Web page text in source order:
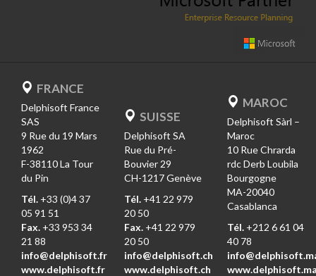
FRANCE
Delphisoft France
SAS
9 Rue du 19 Mars
1962
F-38110 La Tour
du Pin
Tél. +33 (0)4 37
05 91 51
Fax. +33 953 34
21 88
info@delphisoft.fr
www.delphisoft.fr
SUISSE
Delphisoft SA
Rue du Pré-
Bouvier 29
CH-1217 Genève
Tél. +41 22 979
20 50
Fax. +41 22 979
20 50
info@delphisoft.ch
www.delphisoft.ch
MAROC
Delphisoft Sàrl –
Maroc
10 Rue Chrarda
rdc Derb Loubila
Bourgogne
MA-20040
Casablanca
Tél. +212 6 61 04
40 78